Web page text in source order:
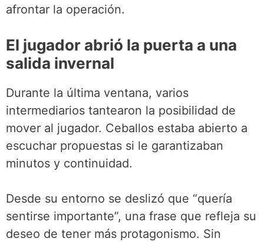
afrontar la operación.
El jugador abrió la puerta a una
salida invernal
Durante la última ventana, varios
intermediarios tantearon la posibilidad de
mover al jugador. Ceballos estaba abierto a
escuchar propuestas si le garantizaban
minutos y continuidad.
Desde su entorno se deslizó que “quería
sentirse importante”, una frase que refleja su
deseo de tener más protagonismo. Sin